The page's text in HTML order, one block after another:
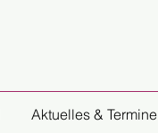
Aktuelles & Termine